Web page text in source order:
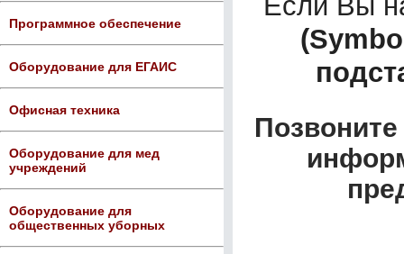
Программное обеспечение
Оборудование для ЕГАИС
Офисная техника
Оборудование для мед
учреждений
Оборудование для
общественных уборных